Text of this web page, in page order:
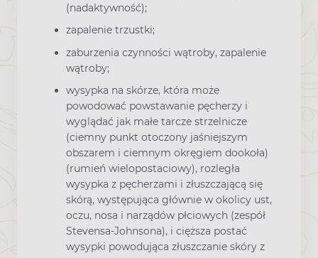
(nadaktywność);
zapalenie trzustki;
zaburzenia czynności wątroby, zapalenie
wątroby;
wysypka na skórze, która może
powodować powstawanie pęcherzy i
wyglądać jak małe tarcze strzelnicze
(ciemny punkt otoczony jaśniejszym
obszarem i ciemnym okręgiem dookoła)
(rumień wielopostaciowy), rozległa
wysypka z pęcherzami i złuszczającą się
skórą, występująca głównie w okolicy ust,
oczu, nosa i narządów płciowych (zespół
Stevensa-Johnsona), i cięższa postać
wysypki powodująca złuszczanie skóry z